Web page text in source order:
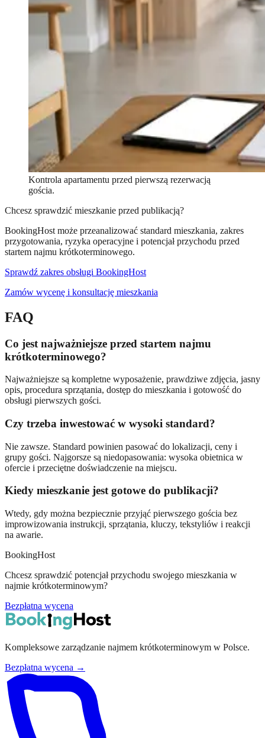
Kontrola apartamentu przed pierwszą rezerwacją
gościa.
Chcesz sprawdzić mieszkanie przed publikacją?
BookingHost może przeanalizować standard mieszkania, zakres
przygotowania, ryzyka operacyjne i potencjał przychodu przed
startem najmu krótkoterminowego.
Sprawdź zakres obsługi BookingHost
Zamów wycenę i konsultację mieszkania
FAQ
Co jest najważniejsze przed startem najmu
krótkoterminowego?
Najważniejsze są kompletne wyposażenie, prawdziwe zdjęcia, jasny
opis, procedura sprzątania, dostęp do mieszkania i gotowość do
obsługi pierwszych gości.
Czy trzeba inwestować w wysoki standard?
Nie zawsze. Standard powinien pasować do lokalizacji, ceny i
grupy gości. Najgorsze są niedopasowania: wysoka obietnica w
ofercie i przeciętne doświadczenie na miejscu.
Kiedy mieszkanie jest gotowe do publikacji?
Wtedy, gdy można bezpiecznie przyjąć pierwszego gościa bez
improwizowania instrukcji, sprzątania, kluczy, tekstyliów i reakcji
na awarie.
BookingHost
Chcesz sprawdzić potencjał przychodu swojego mieszkania w
najmie krótkoterminowym?
Bezpłatna wycena
Kompleksowe zarządzanie najmem krótkoterminowym w Polsce.
Bezpłatna wycena →